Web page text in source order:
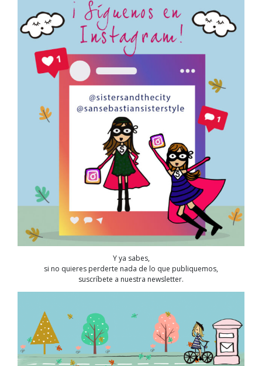
Y ya sabes,
si no quieres perderte nada de lo que publiquemos,
suscríbete a nuestra newsletter.